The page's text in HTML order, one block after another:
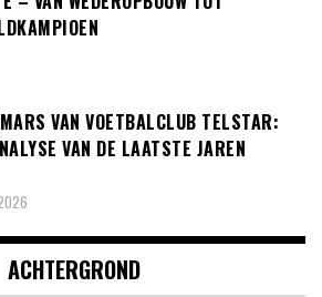
VAN VOETBALCLUB TELSTAR:
VAN DE LAATSTE JAREN
ACHTERGROND